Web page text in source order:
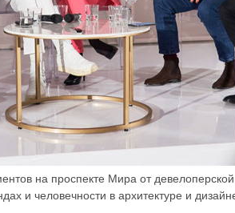
на проспекте Мира от
и человечности в архитектуре и